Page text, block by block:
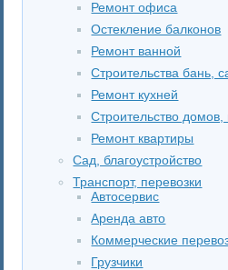
Ремонт офиса
Остекление балконов
Ремонт ванной
Строительства бань,
Ремонт кухней
Строительство домов,
Ремонт квартиры
Сад, благоустройство
Транспорт, перевозки
Автосервис
Аренда авто
Коммерческие
Грузчики